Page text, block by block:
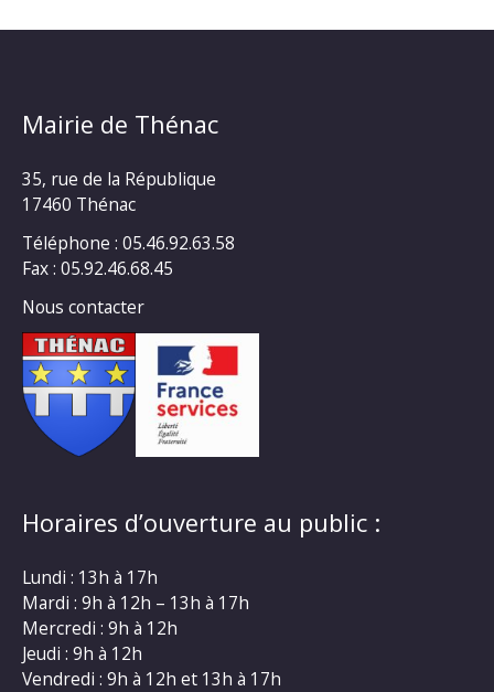
Mairie de Thénac
35, rue de la République
17460 Thénac
Téléphone : 05.46.92.63.58
Fax : 05.92.46.68.45
Nous contacter
Horaires d’ouverture au public :
Lundi : 13h à 17h
Mardi : 9h à 12h – 13h à 17h
Mercredi : 9h à 12h
Jeudi : 9h à 12h
Vendredi : 9h à 12h et 13h à 17h